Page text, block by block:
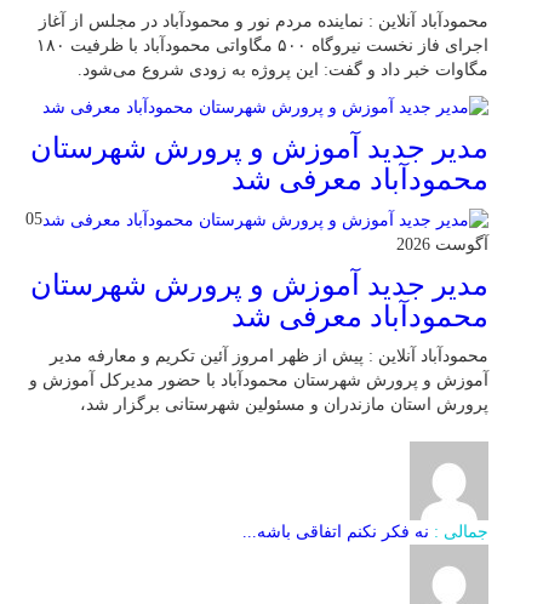
محمودآباد آنلاین : نماینده مردم نور و محمودآباد در مجلس از آغاز
اجرای فاز نخست نیروگاه ۵۰۰ مگاواتی محمودآباد با ظرفیت ۱۸۰
مگاوات خبر داد و گفت: این پروژه به زودی شروع می‌شود.
مدیر جدید آموزش و پرورش شهرستان
محمودآباد معرفی شد
05
آگوست 2026
مدیر جدید آموزش و پرورش شهرستان
محمودآباد معرفی شد
محمودآباد آنلاین : پیش از ظهر امروز آئین تکریم و معارفه مدیر
آموزش و پرورش شهرستان محمودآباد با حضور مدیرکل آموزش و
پرورش استان مازندران و مسئولین شهرستانی برگزار شد،
جمالی : نه فکر نکنم اتفاقی باشه...